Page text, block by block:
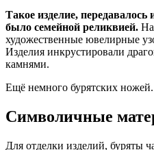
Такое изделие,
было семейной реликвией.
художественные ювелирные
Изделия инкрустировали
камнями.
Ещё немного бурятских ножей.
Символичные
Для отделки изделий, буряты